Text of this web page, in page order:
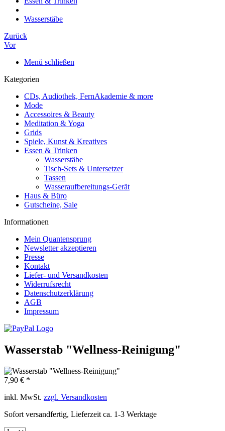
Wasserstäbe
Zurück
Vor
Menü schließen
Kategorien
CDs, Audiothek, FernAkademie & more
Mode
Accessoires & Beauty
Meditation & Yoga
Grids
Spiele, Kunst & Kreatives
Essen & Trinken
Wasserstäbe
Tisch-Sets & Untersetzer
Tassen
Wasseraufbereitungs-Gerät
Haus & Büro
Gutscheine, Sale
Informationen
Mein Quantensprung
Newsletter akzeptieren
Presse
Kontakt
Liefer- und Versandkosten
Widerrufsrecht
Datenschutzerklärung
AGB
Impressum
Wasserstab "Wellness-Reinigung"
7,90 € *
inkl. MwSt. zzgl. Versandkosten
Sofort versandfertig, Lieferzeit ca. 1-3 Werktage